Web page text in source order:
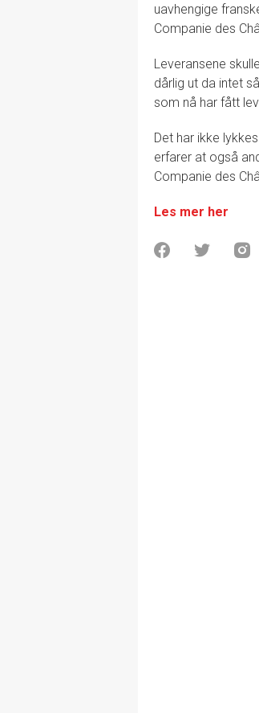
uavhengige
Companie des
Leveransene
dårlig ut da intet
som nå har fått
Det har ikke
erfarer at også
Companie des
Les mer her